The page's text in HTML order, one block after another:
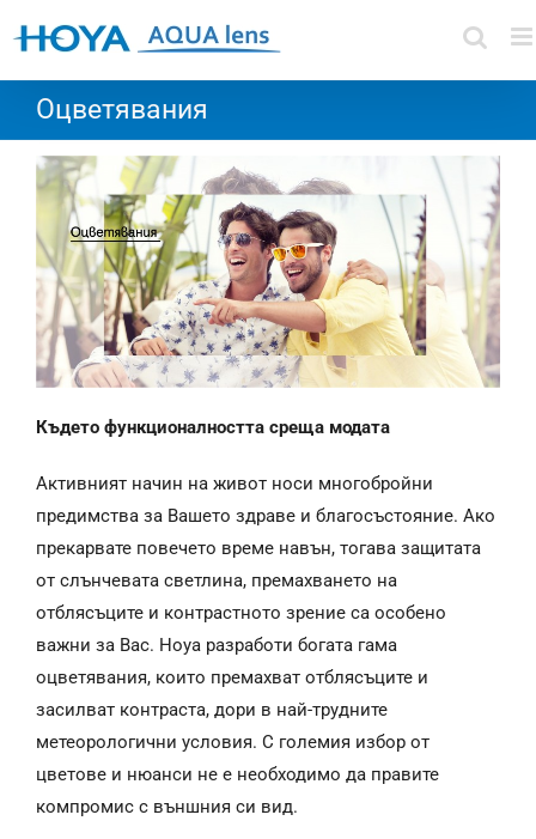
to
content
Оцветявания
Където функционалността среща модата
Активният начин на живот носи многобройни
предимства за Вашето здраве и благосъстояние. Ако
прекарвате повечето време навън, тогава защитата
от слънчевата светлина, премахването на
отблясъците и контрастното зрение са особено
важни за Вас. Hoya разработи богата гама
оцветявания, които премахват отблясъците и
засилват контраста, дори в най-трудните
метеорологични условия. С големия избор от
цветове и нюанси не е необходимо да правите
компромис с външния си вид.